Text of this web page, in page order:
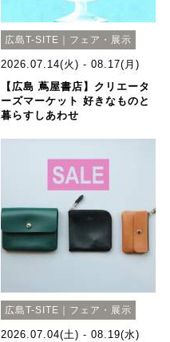
広島T-SITE｜フェア・展示
2026.07.14(火) - 08.17(月)
【広島 蔦屋書店】クリエータ
ーズマーケット 好きなものと
暮らすしあわせ
広島T-SITE｜フェア・展示
2026.07.04(土) - 08.19(水)